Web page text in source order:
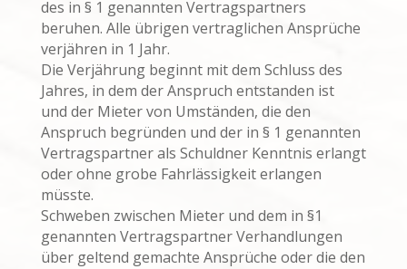
des in § 1 genannten Vertragspartners
beruhen. Alle übrigen vertraglichen Ansprüche
verjähren in 1 Jahr.
Die Verjährung beginnt mit dem Schluss des
Jahres, in dem der Anspruch entstanden ist
und der Mieter von Umständen, die den
Anspruch begründen und der in § 1 genannten
Vertragspartner als Schuldner Kenntnis erlangt
oder ohne grobe Fahrlässigkeit erlangen
müsste.
Schweben zwischen Mieter und dem in §1
genannten Vertragspartner Verhandlungen
über geltend gemachte Ansprüche oder die den